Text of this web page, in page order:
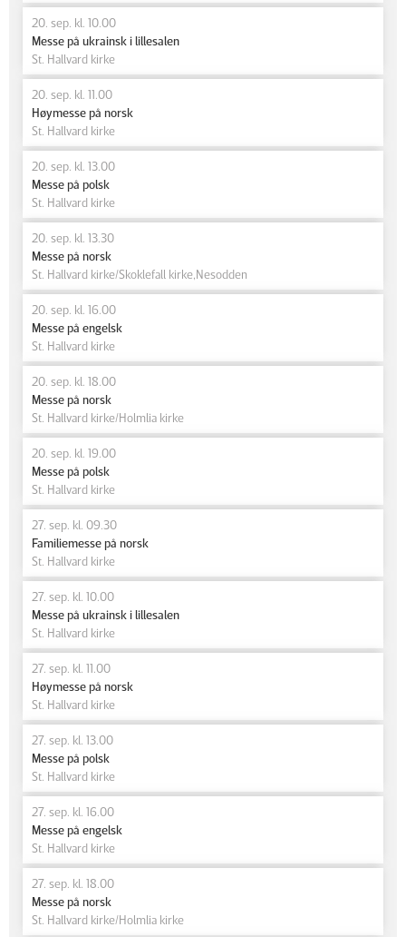
20. sep. kl. 10.00
Messe på ukrainsk i lillesalen
St. Hallvard kirke
20. sep. kl. 11.00
Høymesse på norsk
St. Hallvard kirke
20. sep. kl. 13.00
Messe på polsk
St. Hallvard kirke
20. sep. kl. 13.30
Messe på norsk
St. Hallvard kirke/Skoklefall kirke,Nesodden
20. sep. kl. 16.00
Messe på engelsk
St. Hallvard kirke
20. sep. kl. 18.00
Messe på norsk
St. Hallvard kirke/Holmlia kirke
20. sep. kl. 19.00
Messe på polsk
St. Hallvard kirke
27. sep. kl. 09.30
Familiemesse på norsk
St. Hallvard kirke
27. sep. kl. 10.00
Messe på ukrainsk i lillesalen
St. Hallvard kirke
27. sep. kl. 11.00
Høymesse på norsk
St. Hallvard kirke
27. sep. kl. 13.00
Messe på polsk
St. Hallvard kirke
27. sep. kl. 16.00
Messe på engelsk
St. Hallvard kirke
27. sep. kl. 18.00
Messe på norsk
St. Hallvard kirke/Holmlia kirke